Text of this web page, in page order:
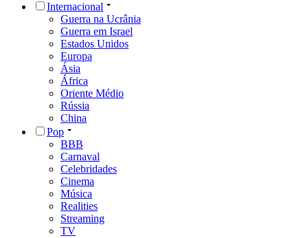
Internacional
Guerra na Ucrânia
Guerra em Israel
Estados Unidos
Europa
Ásia
África
Oriente Médio
Rússia
China
Pop
BBB
Carnaval
Celebridades
Cinema
Música
Realities
Streaming
TV